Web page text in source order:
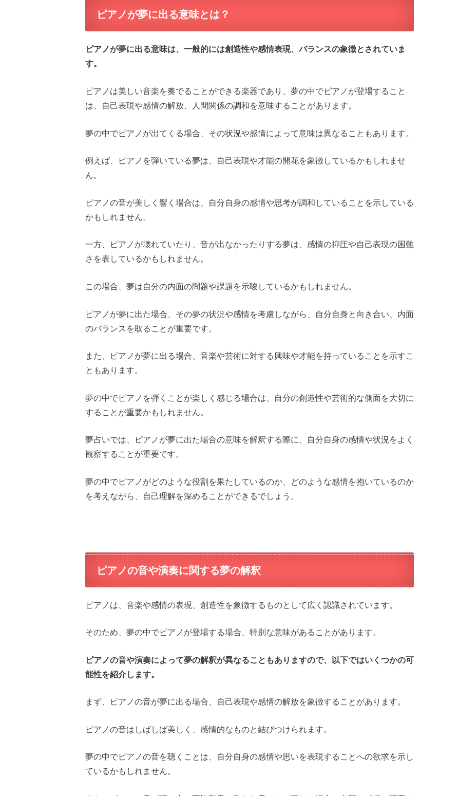
ピアノが夢に出る意味とは？
ピアノが夢に出る意味は、一般的には創造性や感情表現、バランスの象徴とされていま
す。
ピアノは美しい音楽を奏でることができる楽器であり、夢の中でピアノが登場すること
は、自己表現や感情の解放、人間関係の調和を意味することがあります。
夢の中でピアノが出てくる場合、その状況や感情によって意味は異なることもあります。
例えば、ピアノを弾いている夢は、自己表現や才能の開花を象徴しているかもしれませ
ん。
ピアノの音が美しく響く場合は、自分自身の感情や思考が調和していることを示している
かもしれません。
一方、ピアノが壊れていたり、音が出なかったりする夢は、感情の抑圧や自己表現の困難
さを表しているかもしれません。
この場合、夢は自分の内面の問題や課題を示唆しているかもしれません。
ピアノが夢に出た場合、その夢の状況や感情を考慮しながら、自分自身と向き合い、内面
のバランスを取ることが重要です。
また、ピアノが夢に出る場合、音楽や芸術に対する興味や才能を持っていることを示すこ
ともあります。
夢の中でピアノを弾くことが楽しく感じる場合は、自分の創造性や芸術的な側面を大切に
することが重要かもしれません。
夢占いでは、ピアノが夢に出た場合の意味を解釈する際に、自分自身の感情や状況をよく
観察することが重要です。
夢の中でピアノがどのような役割を果たしているのか、どのような感情を抱いているのか
を考えながら、自己理解を深めることができるでしょう。
ピアノの音や演奏に関する夢の解釈
ピアノは、音楽や感情の表現、創造性を象徴するものとして広く認識されています。
そのため、夢の中でピアノが登場する場合、特別な意味があることがあります。
ピアノの音や演奏によって夢の解釈が異なることもありますので、以下ではいくつかの可
能性を紹介します。
まず、ピアノの音が夢に出る場合、自己表現や感情の解放を象徴することがあります。
ピアノの音はしばしば美しく、感情的なものと結びつけられます。
夢の中でピアノの音を聴くことは、自分自身の感情や思いを表現することへの欲求を示し
ているかもしれません。